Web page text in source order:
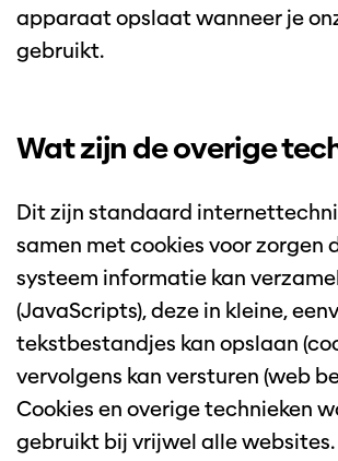
apparaat opslaat wanneer je
gebruikt.
Wat zijn de overige
Dit zijn standaard
samen met cookies voor zorgen
systeem informatie kan
(JavaScripts), deze in kleine,
tekstbestandjes kan opslaan
vervolgens kan versturen (web
Cookies en overige technieken
gebruikt bij vrijwel alle websites.